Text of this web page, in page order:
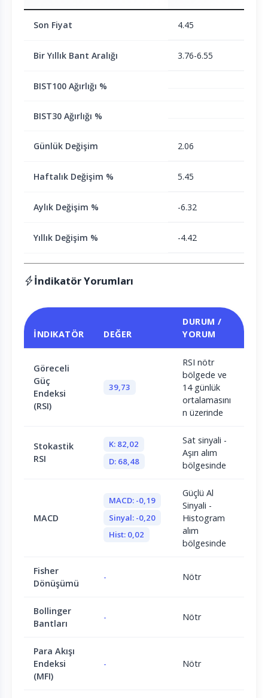
Son Fiyat 4.45
Bir Yıllık Bant Aralığı 3.76-6.55
BIST100 Ağırlığı %
BIST30 Ağırlığı %
Günlük Değişim 2.06
Haftalık Değişim % 5.45
Aylık Değişim % -6.32
Yıllık Değişim % -4.42
İndikatör Yorumları
İNDIKATÖR DEĞER
DURUM /
YORUM
Göreceli
Güç
Endeksi
(RSI)
39,73
RSI nötr
bölgede ve
14 günlük
ortalamasını
n üzerinde
Stokastik
RSI
K: 82,02
D: 68,48
Sat sinyali -
Aşırı alım
bölgesinde
MACD
MACD: -0,19
Sinyal: -0,20
Hist: 0,02
Güçlü Al
Sinyali -
Histogram
alım
bölgesinde
Fisher
Dönüşümü
- Nötr
Bollinger
Bantları
- Nötr
Para Akışı
Endeksi
(MFI)
- Nötr